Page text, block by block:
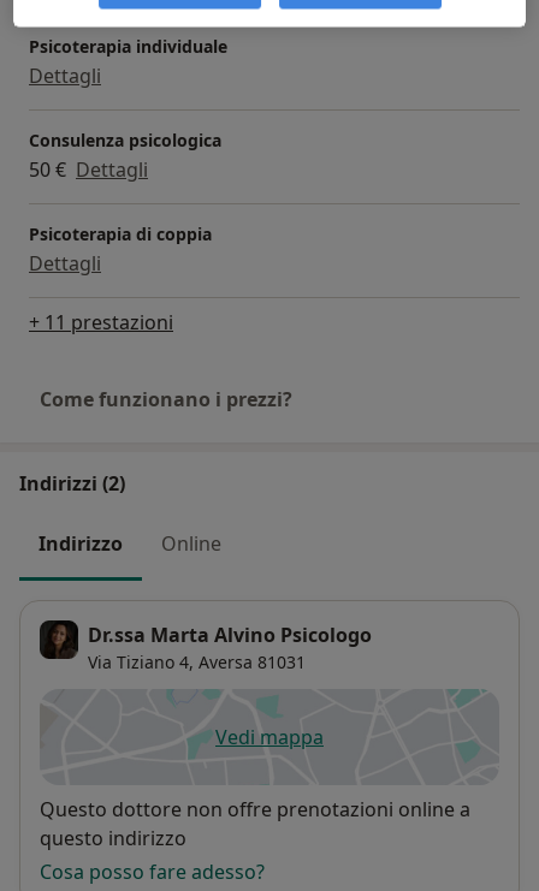
Psicoterapia individuale
Dettagli
Consulenza psicologica
50 € Dettagli
Psicoterapia di coppia
Dettagli
+ 11 prestazioni
Come funzionano i prezzi?
Indirizzi (2)
Indirizzo Online
Dr.ssa Marta Alvino Psicologo
Via Tiziano 4, Aversa 81031
Vedi mappasi apre in una nuova scheda
Disponibilità
Questo dottore non offre prenotazioni online a
questo indirizzo
Cosa posso fare adesso?